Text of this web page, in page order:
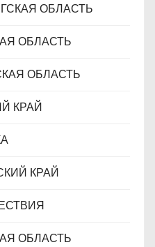
ОБЛАСТЬ
ОБЛАСТЬ
ОБЛАСТЬ
КРАЙ
КРАЙ
ОБЛАСТЬ